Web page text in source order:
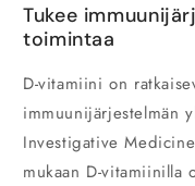
Tukee
toimintaa
D-vitamiini on
immuunijärjestelmän
Investigative
mukaan D-vitamiinilla